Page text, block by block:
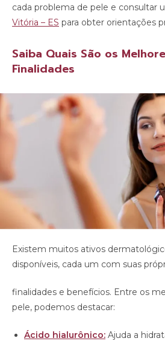
cada problema de pele e consultar
Vitória – ES para obter orientações
Saiba Quais São os
Finalidades
Existem muitos ativos
disponíveis, cada um com suas
finalidades e benefícios. Entre os
pele, podemos destacar:
Ácido hialurônico: Ajuda a